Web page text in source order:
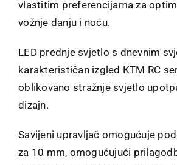
vlastitim preferencijama za
vožnje danju i noću.
LED prednje svjetlo s dnevnim
karakterističan izgled KTM RC
oblikovano stražnje svjetlo
dizajn.
Savijeni upravljač omogućuje
za 10 mm, omogućujući